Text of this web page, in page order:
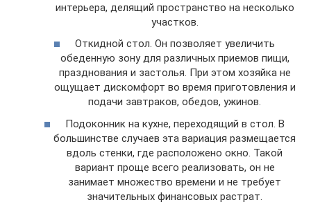
интерьера, делящий пространство на несколько
участков.
Откидной стол. Он позволяет увеличить
обеденную зону для различных приемов пищи,
празднования и застолья. При этом хозяйка не
ощущает дискомфорт во время приготовления и
подачи завтраков, обедов, ужинов.
Подоконник на кухне, переходящий в стол. В
большинстве случаев эта вариация размещается
вдоль стенки, где расположено окно. Такой
вариант проще всего реализовать, он не
занимает множество времени и не требует
значительных финансовых растрат.